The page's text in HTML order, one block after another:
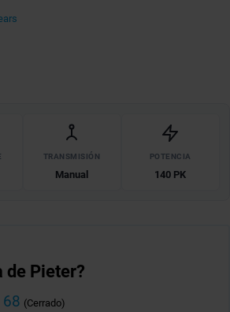
TRANSMISIÓN
Manual
POTENCIA
140 PK
de Pieter?
(Cerrado)